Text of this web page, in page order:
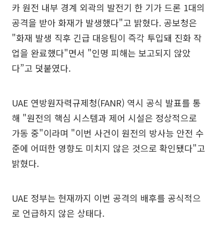
카 원전 내부 경계 외곽의 발전기 한 기가 드론 1대의
공격을 받아 화재가 발생했다"고 밝혔다. 공보청은
"화재 발생 직후 긴급 대응팀이 즉각 투입돼 진화 작
업을 완료했다"면서 "인명 피해는 보고되지 않았
다”고 덧붙였다.
UAE 연방원자력규제청(FANR) 역시 공식 발표를 통
해 "원전의 핵심 시스템과 제어 시설은 정상적으로
가동 중"이라며 "이번 사건이 원전의 방사능 안전 수
준에 어떠한 영향도 미치지 않은 것으로 확인됐다"고
밝혔다.
UAE 정부는 현재까지 이번 공격의 배후를 공식적으
로 언급하지 않은 상태다.